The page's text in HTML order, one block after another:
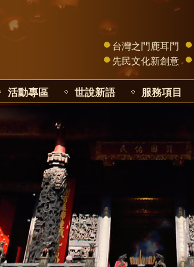
台灣之門鹿耳門
先民文化新創意
活動專區 世說新語 服務項目